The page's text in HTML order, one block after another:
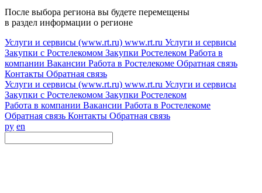
После выбора региона вы будете перемещены
в раздел информации о регионе
Услуги и сервисы (www.rt.ru) www.rt.ru Услуги и сервисы
Закупки с Ростелекомом Закупки Ростелеком Работа в
компании Вакансии Работа в Ростелекоме Обратная связь
Контакты Обратная связь
Услуги и сервисы (www.rt.ru) www.rt.ru Услуги и сервисы
Закупки с Ростелекомом Закупки Ростелеком
Работа в компании Вакансии Работа в Ростелекоме
Обратная связь Контакты Обратная связь
ру en